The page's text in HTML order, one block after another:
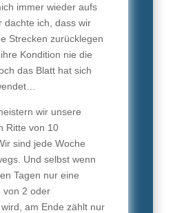
immer wieder aufs
dachte ich, dass wir
Strecken zurücklegen
Kondition nie die
das Blatt hat sich
wir unsere
Ritte von 10
sind jede Woche
Und selbst wenn
Tagen nur eine
von 2 oder
am Ende zählt nur